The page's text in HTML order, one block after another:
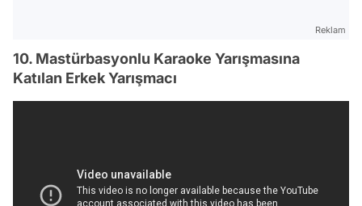
Reklam
10. Mastürbasyonlu Karaoke Yarışmasına
Katılan Erkek Yarışmacı